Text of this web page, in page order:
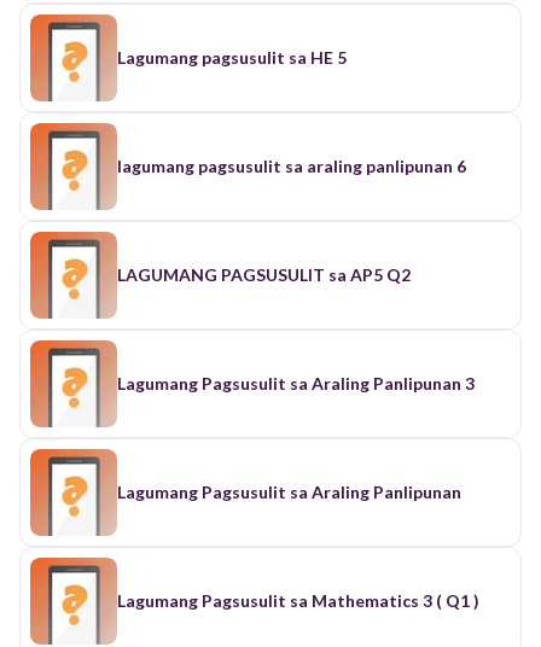
Lagumang pagsusulit sa HE 5
lagumang pagsusulit sa araling panlipunan 6
LAGUMANG PAGSUSULIT sa AP5 Q2
Lagumang Pagsusulit sa Araling Panlipunan 3
Lagumang Pagsusulit sa Araling Panlipunan
Lagumang Pagsusulit sa Mathematics 3 ( Q1 )